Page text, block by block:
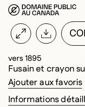
vers 1895
Fusain et crayon
Vous
Fermer
Ouvrir
Ajouter aux favoris
Informations